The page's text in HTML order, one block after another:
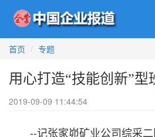
首页
专题
用心打造“技能创新”型
2019-09-09 11:44:54
--记张家峁矿业公司综采二